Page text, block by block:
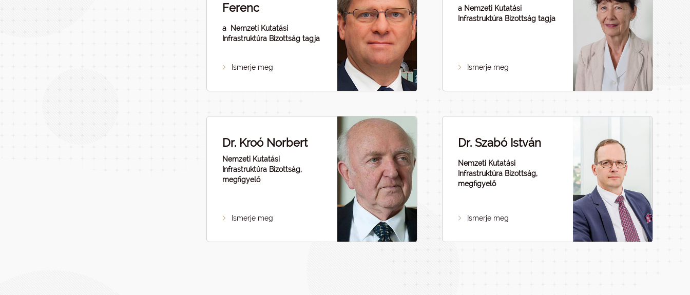
Ferenc
a Nemzeti Kutatási
Infrastruktúra Bizottság tagja
Ismerje meg
a Nemzeti Kutatási
Infrastruktúra Bizottság tagja
Ismerje meg
Dr. Kroó Norbert
Nemzeti Kutatási
Infrastruktúra Bizottság,
megfigyelő
Ismerje meg
Dr. Szabó István
Nemzeti Kutatási
Infrastruktúra Bizottság,
megfigyelő
Ismerje meg